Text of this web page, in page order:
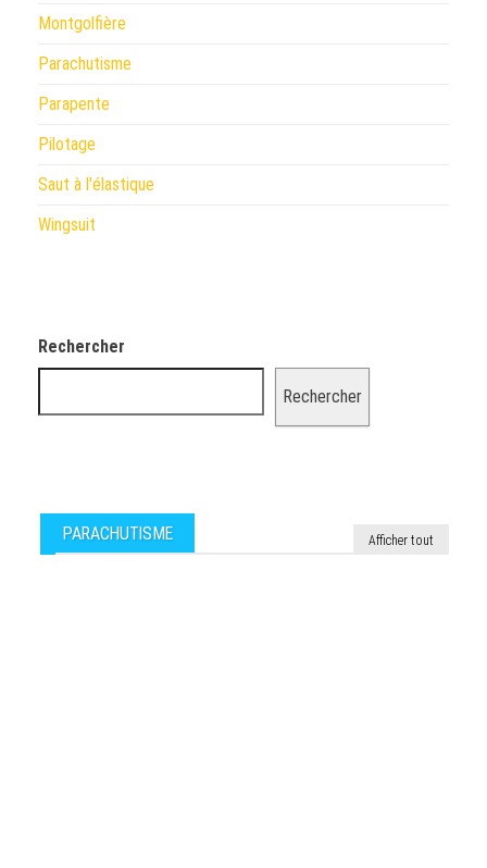
Montgolfière
Parachutisme
Parapente
Pilotage
Saut à l'élastique
Wingsuit
Rechercher
Rechercher
PARACHUTISME Afficher tout